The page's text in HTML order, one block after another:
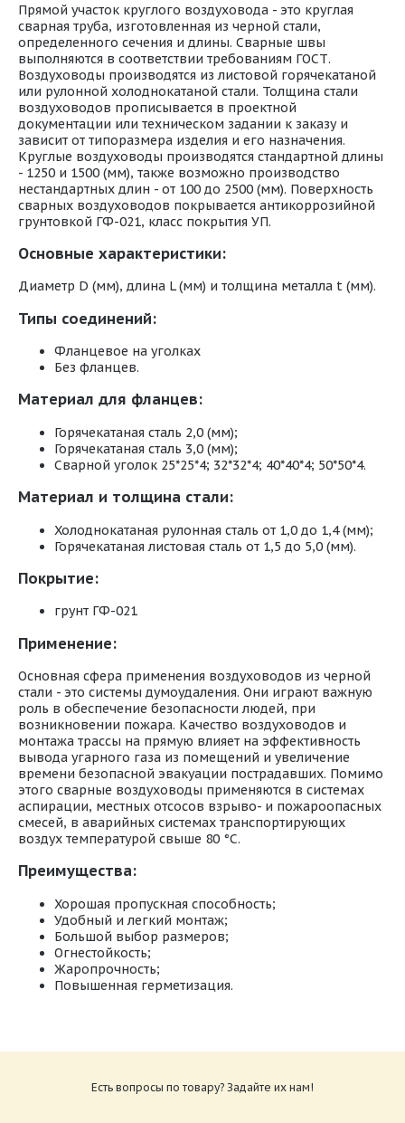
Прямой участок круглого воздуховода - это круглая
сварная труба, изготовленная из черной стали,
определенного сечения и длины. Сварные швы
выполняются в соответствии требованиям ГОСТ.
Воздуховоды производятся из листовой горячекатаной
или рулонной холоднокатаной стали. Толщина стали
воздуховодов прописывается в проектной
документации или техническом задании к заказу и
зависит от типоразмера изделия и его назначения.
Круглые воздуховоды производятся стандартной длины
- 1250 и 1500 (мм), также возможно производство
нестандартных длин - от 100 до 2500 (мм). Поверхность
сварных воздуховодов покрывается антикоррозийной
грунтовкой ГФ-021, класс покрытия УП.
Основные характеристики:
Диаметр D (мм), длина L (мм) и толщина металла t (мм).
Типы соединений:
Фланцевое на уголках
Без фланцев.
Материал для фланцев:
Горячекатаная сталь 2,0 (мм);
Горячекатаная сталь 3,0 (мм);
Сварной уголок 25*25*4; 32*32*4; 40*40*4; 50*50*4.
Материал и толщина стали:
Холоднокатаная рулонная сталь от 1,0 до 1,4 (мм);
Горячекатаная листовая сталь от 1,5 до 5,0 (мм).
Покрытие:
грунт ГФ-021
Применение:
Основная сфера применения воздуховодов из черной
стали - это системы думоудаления. Они играют важную
роль в обеспечение безопасности людей, при
возникновении пожара. Качество воздуховодов и
монтажа трассы на прямую влияет на эффективность
вывода угарного газа из помещений и увеличение
времени безопасной эвакуации пострадавших. Помимо
этого сварные воздуховоды применяются в системах
аспирации, местных отсосов взрыво- и пожароопасных
смесей, в аварийных системах транспортирующих
воздух температурой свыше 80 °C.
Преимущества:
Хорошая пропускная способность;
Удобный и легкий монтаж;
Большой выбор размеров;
Огнестойкость;
Жаропрочность;
Повышенная герметизация.
Размер: 860.54 Кб
Есть вопросы по товару? Задайте их нам!